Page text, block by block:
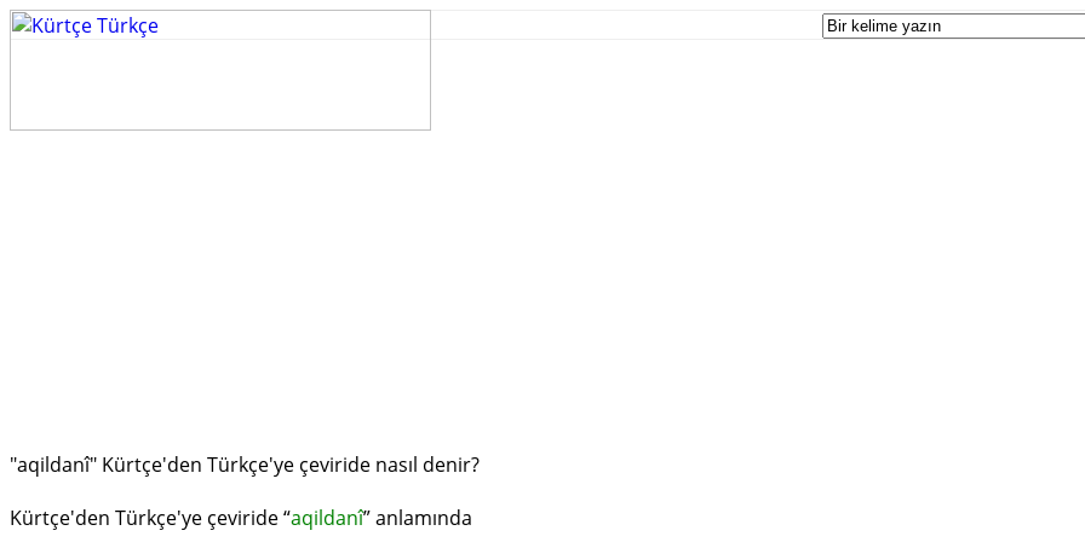
"aqildanî" Kürtçe'den Türkçe'ye çeviride nasıl denir?
Kürtçe'den Türkçe'ye çeviride “aqildanî” anlamında